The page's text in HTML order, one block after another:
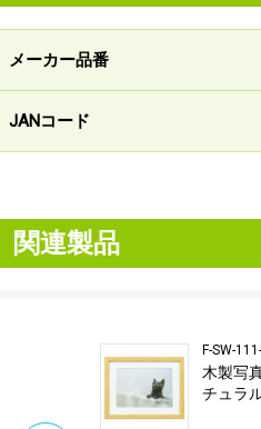
メーカー品番
JANコード
関連製品
F-SW-
木製
チュラ